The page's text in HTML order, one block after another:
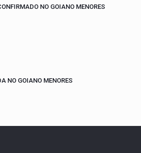
NO GOIANO MENORES
NO GOIANO MENORES